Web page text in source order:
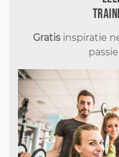
Gratis inspiratie